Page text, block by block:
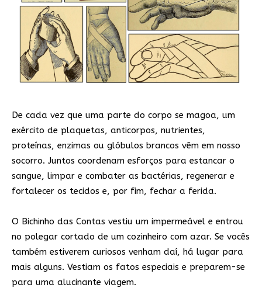
De cada vez que uma parte do corpo se magoa, um
exército de plaquetas, anticorpos, nutrientes,
proteínas, enzimas ou glóbulos brancos vêm em nosso
socorro. Juntos coordenam esforços para estancar o
sangue, limpar e combater as bactérias, regenerar e
fortalecer os tecidos e, por fim, fechar a ferida.
O Bichinho das Contas vestiu um impermeável e entrou
no polegar cortado de um cozinheiro com azar. Se vocês
também estiverem curiosos venham daí, há lugar para
mais alguns. Vestiam os fatos especiais e preparem-se
para uma alucinante viagem.